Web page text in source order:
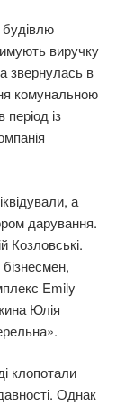
будівлю
виручку
звернулась в
комунальною
із
а
дарування.
Козловські.
Emily
Юлія
клопотали
Однак